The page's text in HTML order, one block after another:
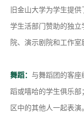
旧金山大学为学生提
学生活部门赞助的独立
院、演示剧院和工作室
舞蹈： 与舞蹈团的客座
蹈或嘻哈的学生俱乐
区中的其他人一起表演。